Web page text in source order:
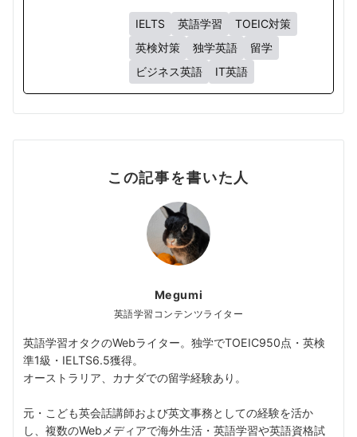
IELTS 英語学習
TOEIC対策
英検対策
独学英語
留学
ビジネス英語
IT英語
この記事を書いた人
Megumi
英語学習コンテンツライター
英語学習オタクのWebライター。独学でTOEIC950点・英検
準1級・IELTS6.5獲得。
オーストラリア、カナダでの留学経験あり。
元・こども英会話講師および英文事務としての経験を活か
し、複数のWebメディアで海外生活・英語学習や英語資格試